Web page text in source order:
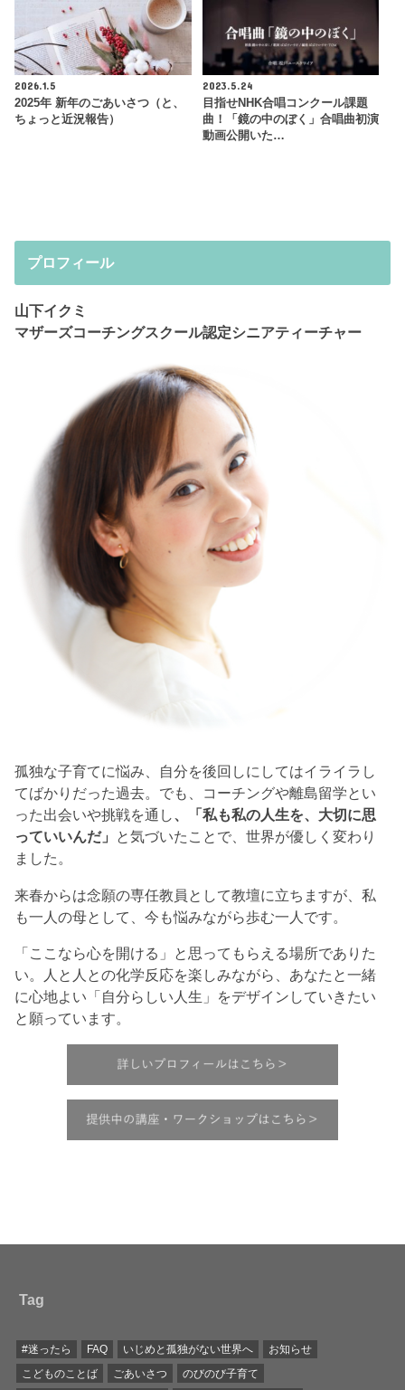
2026.1.5
2025年 新年のごあいさつ（と、
ちょっと近況報告）
2023.5.24
目指せNHK合唱コンクール課題
曲！「鏡の中のぼく」合唱曲初演
動画公開いた…
プロフィール
山下イクミ
マザーズコーチングスクール認定シニアティーチャー
孤独な子育てに悩み、自分を後回しにしてはイライラし
てばかりだった過去。でも、コーチングや離島留学とい
った出会いや挑戦を通し、「私も私の人生を、大切に思
っていいんだ」 と気づいたことで、世界が優しく変わり
ました。
来春からは念願の専任教員として教壇に立ちますが、私
も一人の母として、今も悩みながら歩む一人です。
「ここなら心を開ける」と思ってもらえる場所でありた
い。人と人との化学反応を楽しみながら、あなたと一緒
に心地よい「自分らしい人生」をデザインしていきたい
と願っています。
Tag
#迷ったら FAQ いじめと孤独がない世界へ
お知らせ
こどものことば
ごあいさつ
のびのび子育て